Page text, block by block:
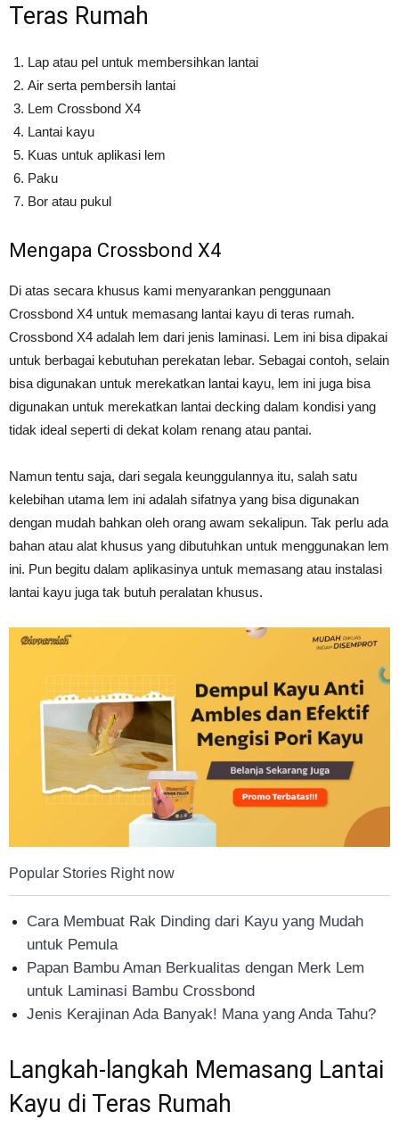
Teras Rumah
Lap atau pel untuk membersihkan lantai
Air serta pembersih lantai
Lem Crossbond X4
Lantai kayu
Kuas untuk aplikasi lem
Paku
Bor atau pukul
Mengapa Crossbond X4
Di atas secara khusus kami menyarankan penggunaan
Crossbond X4 untuk memasang lantai kayu di teras rumah.
Crossbond X4 adalah lem dari jenis laminasi. Lem ini bisa dipakai
untuk berbagai kebutuhan perekatan lebar. Sebagai contoh, selain
bisa digunakan untuk merekatkan lantai kayu, lem ini juga bisa
digunakan untuk merekatkan lantai decking dalam kondisi yang
tidak ideal seperti di dekat kolam renang atau pantai.
Namun tentu saja, dari segala keunggulannya itu, salah satu
kelebihan utama lem ini adalah sifatnya yang bisa digunakan
dengan mudah bahkan oleh orang awam sekalipun. Tak perlu ada
bahan atau alat khusus yang dibutuhkan untuk menggunakan lem
ini. Pun begitu dalam aplikasinya untuk memasang atau instalasi
lantai kayu juga tak butuh peralatan khusus.
Popular Stories Right now
Cara Membuat Rak Dinding dari Kayu yang Mudah
untuk Pemula
Papan Bambu Aman Berkualitas dengan Merk Lem
untuk Laminasi Bambu Crossbond
Jenis Kerajinan Ada Banyak! Mana yang Anda Tahu?
Langkah-langkah Memasang Lantai
Kayu di Teras Rumah